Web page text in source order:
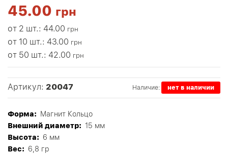
45.00 грн
от 2 шт.: 44.00 грн
от 10 шт.: 43.00 грн
от 50 шт.: 42.00 грн
Артикул: 20047 Наличие: нет в наличии
Форма:
Магнит Кольцо
Внешний диаметр: 15 мм
Высота: 6 мм
Вес: 6,8 гр